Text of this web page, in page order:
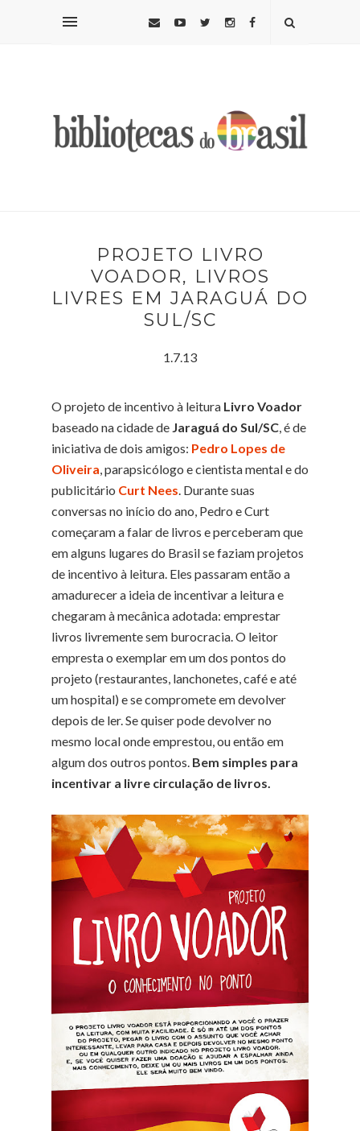
PROJETO LIVRO
VOADOR, LIVROS
LIVRES EM JARAGUÁ DO
SUL/SC
1.7.13
O projeto de incentivo à leitura Livro Voador
baseado na cidade de Jaraguá do Sul/SC, é de
iniciativa de dois amigos: Pedro Lopes de
Oliveira, parapsicólogo e cientista mental e do
publicitário Curt Nees. Durante suas
conversas no início do ano, Pedro e Curt
começaram a falar de livros e perceberam que
em alguns lugares do Brasil se faziam projetos
de incentivo à leitura. Eles passaram então a
amadurecer a ideia de incentivar a leitura e
chegaram à mecânica adotada: emprestar
livros livremente sem burocracia. O leitor
empresta o exemplar em um dos pontos do
projeto (restaurantes, lanchonetes, café e até
um hospital) e se compromete em devolver
depois de ler. Se quiser pode devolver no
mesmo local onde emprestou, ou então em
algum dos outros pontos. Bem simples para
incentivar a livre circulação de livros.